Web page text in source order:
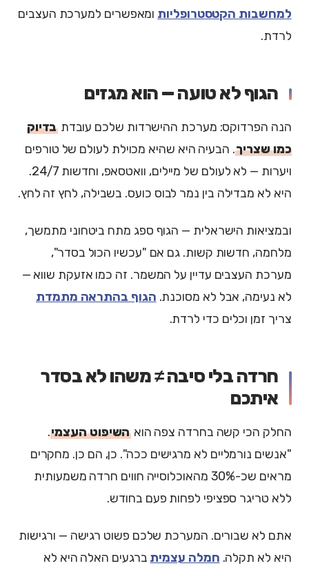
למחשבות הקטסטרופליות ומאפשרים למערכת העצבים
לרדת.
הגוף לא טועה — הוא מגזים
הנה הפרדוקס: מערכת ההישרדות שלכם עובדתבדיוק
כמו שצריך. הבעיה היא שהיא מכוילת לעולם של טורפים
ויערות — לא לעולם של מיילים, וואטסאפ, וחדשות 24/7.
היא לא מבדילה בין נמר לבוס כועס. בשבילה, לחץ זה לחץ.
ובמציאות הישראלית — הגוף ספג מתח ביטחוני מתמשך,
מלחמה, חדשות קשות. גם אם "עכשיו הכול בסדר",
מערכת העצבים עדיין על המשמר. זה כמו אזעקת שווא —
לא נעימה, אבל לא מסוכנת. הגוף בהתראה מתמדת
צריך זמן וכלים כדי לרדת.
חרדה בלי סיבה ≠ משהו לא בסדר
איתכם
החלק הכי קשה בחרדה צפה הואהשיפוט העצמי.
"אנשים נורמליים לא מרגישים ככה". כן, הם כן. מחקרים
מראים שכ-30% מהאוכלוסייה חווים חרדה משמעותית
ללא טריגר ספציפי לפחות פעם בחודש.
אתם לא שבורים. המערכת שלכם פשוט רגישה — ורגישות
היא לא תקלה. חמלה עצמית ברגעים האלה היא לא